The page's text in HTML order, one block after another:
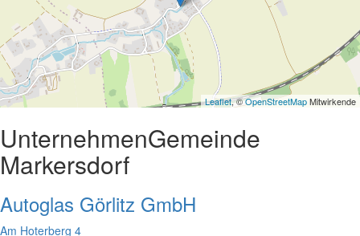
Leaflet, ©OpenStreetMapMitwirkende
UnternehmenGemeinde
Markersdorf
Autoglas Görlitz GmbH
Am Hoterberg 4